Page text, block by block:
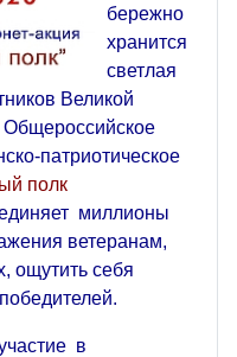
бережно
хранится
светлая
Великой
патриотическое
полк
миллионы
ветеранам,
ощутить себя
в